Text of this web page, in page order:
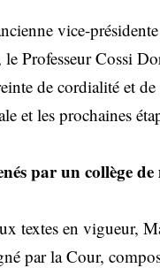
vice-
Professeur Cossi
de cordialité et
et les prochaines
par un collège de
textes en vigueur,
par la Cour,